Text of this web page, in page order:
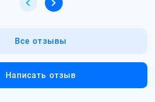
Все отзывы
Написать отзыв